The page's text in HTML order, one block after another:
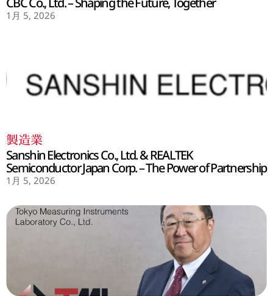
1月 5, 2026
製造業
Sanshin Electronics Co., Ltd. & REALTEK
Semiconductor Japan Corp. – The Power of Partnership
1月 5, 2026